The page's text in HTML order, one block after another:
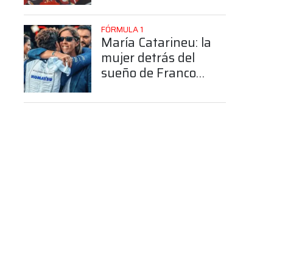
FÓRMULA 1
María Catarineu: la
mujer detrás del
sueño de Franco
Fórmula 1